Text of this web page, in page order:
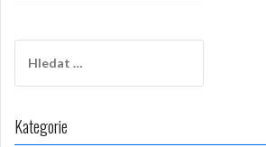
Kategorie